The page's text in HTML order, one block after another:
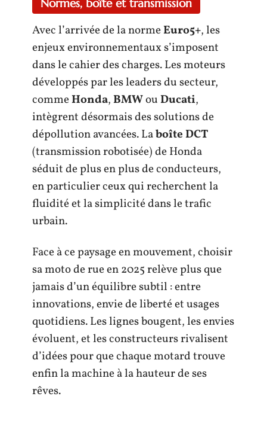
Normes, boîte et transmission
Avec l’arrivée de la normeEuro5+, les
enjeux environnementaux s’imposent
dans le cahier des charges. Les moteurs
développés par les leaders du secteur,
commeHonda,BMWouDucati,
intègrent désormais des solutions de
dépollution avancées. Laboîte DCT
(transmission robotisée) de Honda
séduit de plus en plus de conducteurs,
en particulier ceux qui recherchent la
fluidité et la simplicité dans le trafic
urbain.
Face à ce paysage en mouvement, choisir
sa moto de rue en 2025 relève plus que
jamais d’un équilibre subtil : entre
innovations, envie de liberté et usages
quotidiens. Les lignes bougent, les envies
évoluent, et les constructeurs rivalisent
d’idées pour que chaque motard trouve
enfin la machine à la hauteur de ses
rêves.